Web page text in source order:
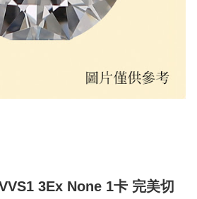
3Ex None 1卡 完美切